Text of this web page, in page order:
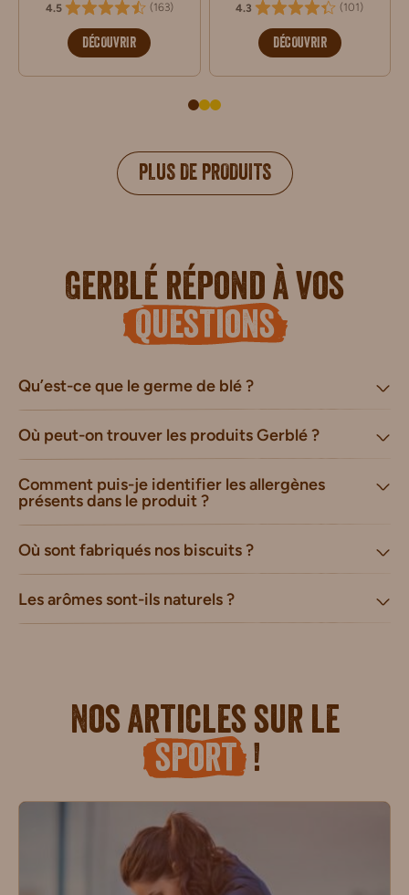
4.5 (163)
DÉCOUVRIR
4.3 (101)
DÉCOUVRIR
PLUS DE PRODUITS
Gerblé répond à vos
questions
Qu’est-ce que le germe de blé ?
Où peut-on trouver les produits Gerblé ?
Comment puis-je identifier les allergènes
présents dans le produit ?
Où sont fabriqués nos biscuits ?
Les arômes sont-ils naturels ?
Nos articles sur le
sport !